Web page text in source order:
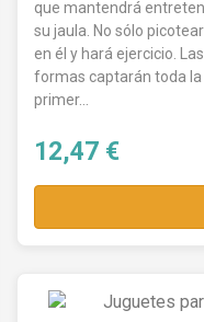
que mantendrá
su jaula. No sólo
en él y hará ejercicio.
formas captarán toda la
primer...
12,47 €